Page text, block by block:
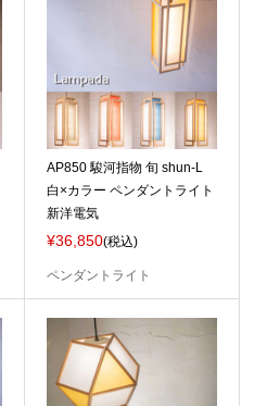
AP850 駿河指物 旬 shun-L
白×カラー ペンダントライト
新洋電気
¥36,850(税込)
ペンダントライト